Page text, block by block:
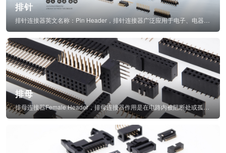
排针
排母
排母连接器Female Header，排母连接器作用是在电路内被阻断处或孤立不通...